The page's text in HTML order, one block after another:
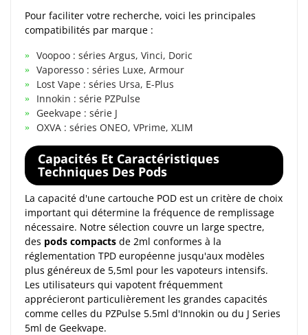
Pour faciliter votre recherche, voici les principales
compatibilités par marque :
Voopoo : séries Argus, Vinci, Doric
Vaporesso : séries Luxe, Armour
Lost Vape : séries Ursa, E-Plus
Innokin : série PZPulse
Geekvape : série J
OXVA : séries ONEO, VPrime, XLIM
Capacités Et Caractéristiques
Techniques Des Pods
La capacité d'une cartouche POD est un critère de choix
important qui détermine la fréquence de remplissage
nécessaire. Notre sélection couvre un large spectre,
des pods compacts de 2ml conformes à la
réglementation TPD européenne jusqu'aux modèles
plus généreux de 5,5ml pour les vapoteurs intensifs.
Les utilisateurs qui vapotent fréquemment
apprécieront particulièrement les grandes capacités
comme celles du PZPulse 5.5ml d'Innokin ou du J Series
5ml de Geekvape.